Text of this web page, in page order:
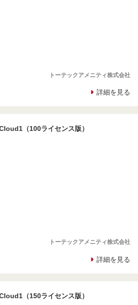
トーテックアメニティ株式会社
詳細を見る
（100ライセンス版）
トーテックアメニティ株式会社
詳細を見る
（150ライセンス版）